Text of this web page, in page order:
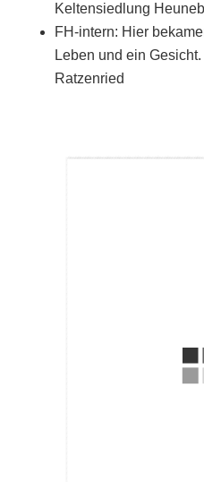
Keltensiedlung
FH-intern: Hier
Leben und ein
Ratzenried